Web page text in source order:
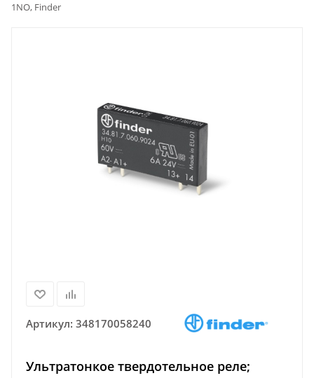
1NO, Finder
Артикул: 348170058240
Ультратонкое твердотельное реле;